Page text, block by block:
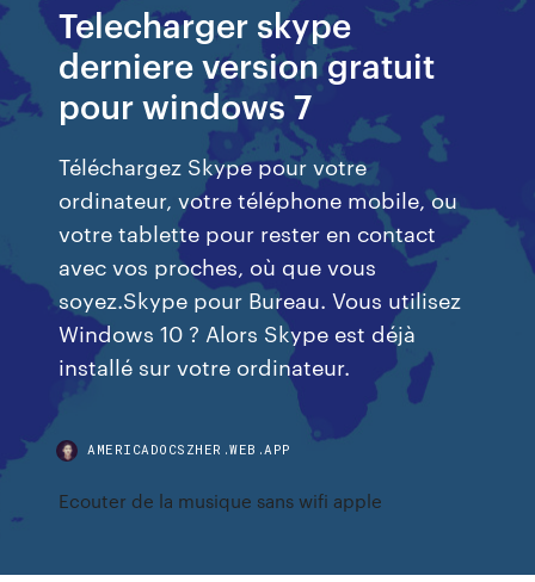
Telecharger skype
derniere version gratuit
pour windows 7
Téléchargez Skype pour votre
ordinateur, votre téléphone mobile, ou
votre tablette pour rester en contact
avec vos proches, où que vous
soyez.Skype pour Bureau. Vous utilisez
Windows 10 ? Alors Skype est déjà
installé sur votre ordinateur.
AMERICADOCSZHER.WEB.APP
Ecouter de la musique sans wifi apple